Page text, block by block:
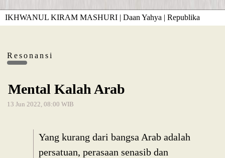
IKHWANUL KIRAM MASHURI | Daan Yahya | Republika
Resonansi
Mental Kalah Arab
13 Jun 2022, 08:00 WIB
Yang kurang dari bangsa Arab adalah
persatuan, perasaan senasib dan